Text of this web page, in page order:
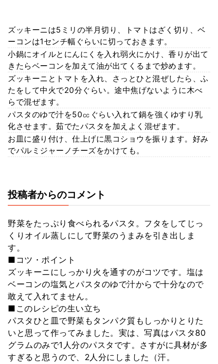
ズッキーニは5ミリの半月切り、トマトはざく切り、ベ
ーコンは1センチ幅ぐらいに切っておきます。
小鍋にオイルとにんにくを入れ弱火にかけ、香りが出て
きたらベーコンを加えて油が出てくるまで炒めます。
ズッキーニとトマトを入れ、さっとひと混ぜしたら、ふ
たをして中火で20分ぐらい。途中焦げないように木べ
らで混ぜます。
パスタのゆで汁を50㏄ぐらい入れて鍋を強くゆすり乳
化させます。茹でたパスタを加えよく混ぜます。
お皿に盛り付け、仕上げに黒コショウを振ります。好み
でパルミジャーノチーズをかけても。
投稿者からのコメント
野菜をたっぷり食べられるパスタ。フタをしてじっ
くりオイル蒸しにして野菜のうまみを引き出しま
す。
■コツ・ポイント
ズッキーニにしっかり火を通すのがコツです。塩は
ベーコンの塩気とパスタのゆで汁からで十分なので
敢えて入れてません。
■このレシピの生い立ち
パスタひと皿で野菜もタンパク質もしっかりとりた
いと思って作ってみました。実は、写真はパスタ80
グラムのみで1人分のパスタです。さすがに具材が多
すぎると思うので、2人分にしました（汗。